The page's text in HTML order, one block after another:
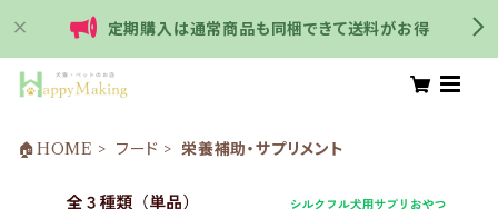
定期購入は通常商品も同梱できて送料がお得
🏠HOME フード 栄養補助・サプリメント